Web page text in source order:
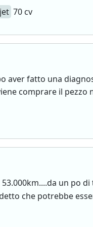
70 cv
aver fatto una
comprare il pezzo
53.000km....da un po
che potrebbe